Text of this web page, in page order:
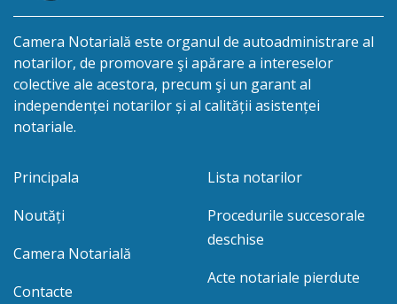
Camera Notarială este organul de autoadministrare al
notarilor, de promovare şi apărare a intereselor
colective ale acestora, precum şi un garant al
independenței notarilor și al calității asistenței
notariale.
Principala
Noutăți
Camera Notarială
Contacte
Lista notarilor
Procedurile succesorale
deschise
Acte notariale pierdute